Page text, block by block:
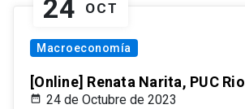
24 OCT
Macroeconomía
[Online] Renata Narita, PUC Rio
24 de Octubre de 2023